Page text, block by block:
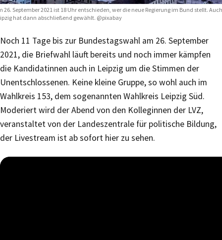
26. September 2021 ist 18 Uhr entschieden, wer die neue Regierung im Bund stellt. Auch
hat dann abschließend gewählt. @pixabay
Noch 11 Tage bis zur Bundestagswahl am 26. September
2021, die Briefwahl läuft bereits und noch immer kämpfen
die Kandidatinnen auch in Leipzig um die Stimmen der
Unentschlossenen. Keine kleine Gruppe, so wohl auch im
Wahlkreis 153, dem sogenannten Wahlkreis Leipzig Süd.
Moderiert wird der Abend von den Kolleginnen der LVZ,
veranstaltet von der Landeszentrale für politische Bildung,
der Livestream ist ab sofort hier zu sehen.